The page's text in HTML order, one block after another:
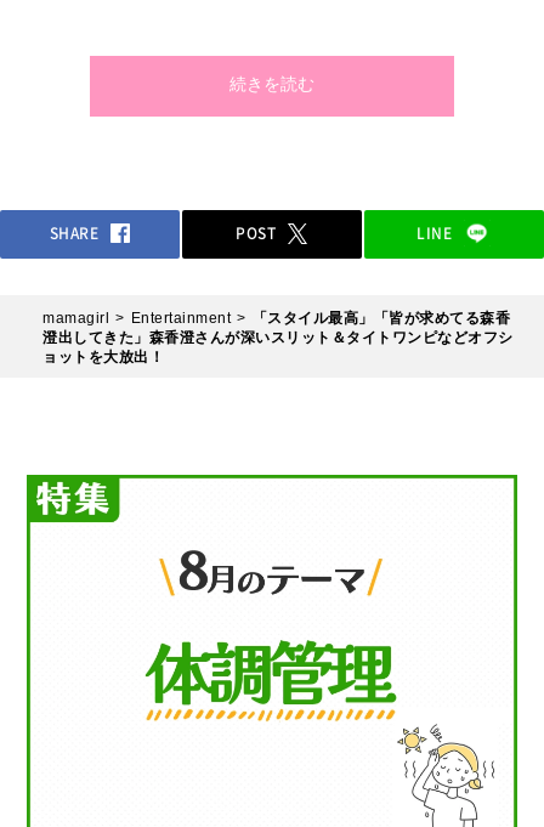
ラムに深いスリットがセクシーな黒タイトワンピ姿を公開し反
響を呼んでいるようです。どんな写真なのか早速チェックして
みましょう！
続きを読む
SHARE POST LINE
mamagirl Entertainment
「スタイル最高」「皆が求めてる森香
澄出してきた」森香澄さんが深いスリット＆タイトワンピなどオフシ
ョットを大放出！